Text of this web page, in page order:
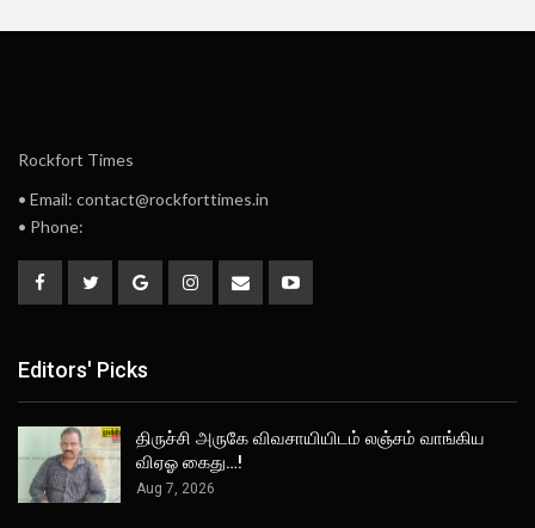
Rockfort Times
• Email: contact@rockforttimes.in
• Phone:
Editors' Picks
திருச்சி அருகே விவசாயியிடம் லஞ்சம் வாங்கிய
விஏஓ கைது…!
Aug 7, 2026